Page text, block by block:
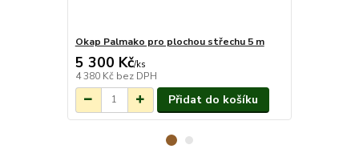
Okap Palmako pro plochou střechu 5 m
5 300 Kč/ks
4 380 Kč bez DPH
Přidat do košíku